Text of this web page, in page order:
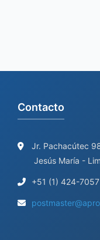
Contacto
Jr. Pachacútec
Jesús María -
+51 (1) 424-7057